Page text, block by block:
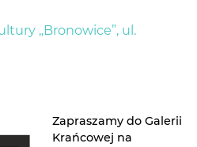
„Bronowice”, ul.
Zapraszamy do Galerii
Krańcowej na